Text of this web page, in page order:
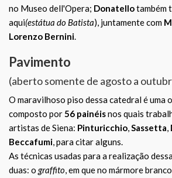
no Museo dell'Opera; Donatellotambém
aqui(estátua do Batista), juntamente com
Lorenzo Bernini.
Pavimento
(aberto somente de agosto a
O maravilhoso piso dessa catedral é uma
composto por56 painéisnos quais
artistas de Siena: Pinturicchio,Sassetta,
Beccafumi, para citar alguns.
As técnicas usadas para a realização
duas: o graffito, em que no mármore